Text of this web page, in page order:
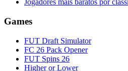
Jogadores mais baratos por
Games
FUT Draft Simulator
FC 26 Pack Opener
FUT Spins 26
Higher or Lower